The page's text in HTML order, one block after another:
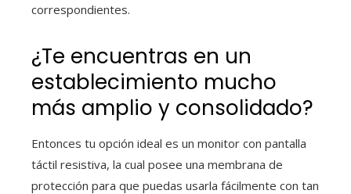
correspondientes.
¿Te encuentras en un
establecimiento mucho
más amplio y consolidado?
Entonces tu opción ideal es un monitor con pantalla
táctil resistiva, la cual posee una membrana de
protección para que puedas usarla fácilmente con tan